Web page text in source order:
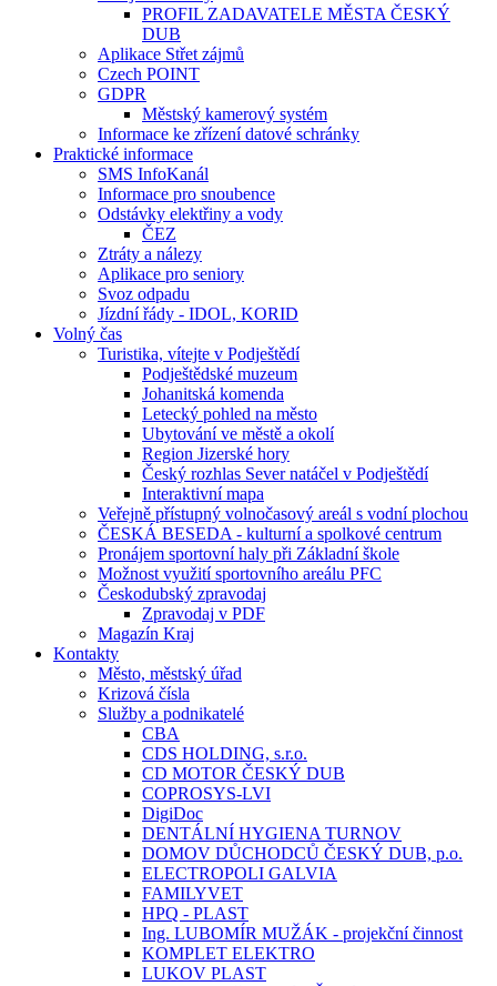
PROFIL ZADAVATELE MĚSTA ČESKÝ
DUB
Aplikace Střet zájmů
Czech POINT
GDPR
Městský kamerový systém
Informace ke zřízení datové schránky
Praktické informace
SMS InfoKanál
Informace pro snoubence
Odstávky elektřiny a vody
ČEZ
Ztráty a nálezy
Aplikace pro seniory
Svoz odpadu
Jízdní řády - IDOL, KORID
Volný čas
Turistika, vítejte v Podještědí
Podještědské muzeum
Johanitská komenda
Letecký pohled na město
Ubytování ve městě a okolí
Region Jizerské hory
Český rozhlas Sever natáčel v Podještědí
Interaktivní mapa
Veřejně přístupný volnočasový areál s vodní plochou
ČESKÁ BESEDA - kulturní a spolkové centrum
Pronájem sportovní haly při Základní škole
Možnost využití sportovního areálu PFC
Českodubský zpravodaj
Zpravodaj v PDF
Magazín Kraj
Kontakty
Město, městský úřad
Krizová čísla
Služby a podnikatelé
CBA
CDS HOLDING, s.r.o.
CD MOTOR ČESKÝ DUB
COPROSYS-LVI
DigiDoc
DENTÁLNÍ HYGIENA TURNOV
DOMOV DŮCHODCŮ ČESKÝ DUB, p.o.
ELECTROPOLI GALVIA
FAMILYVET
HPQ - PLAST
Ing. LUBOMÍR MUŽÁK - projekční činnost
KOMPLET ELEKTRO
LUKOV PLAST